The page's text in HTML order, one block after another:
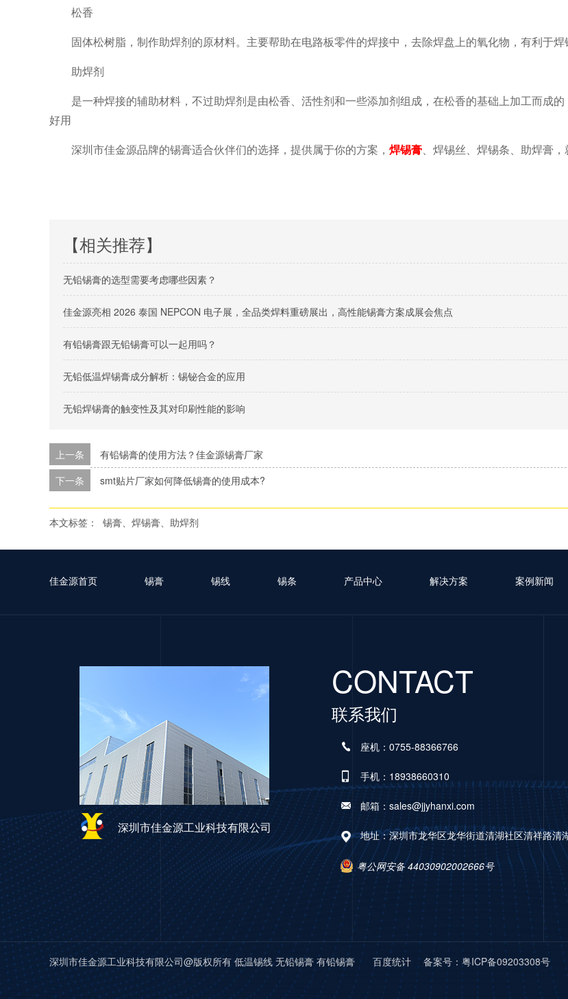
松香
固体松树脂，制作助焊剂的原材料。主要帮助在电路板零件的焊接中，去除焊盘上的氧化物，有利于焊
助焊剂
是一种焊接的辅助材料，不过助焊剂是由松香、活性剂和一些添加剂组成，在松香的基础上加工而成
好用
深圳市佳金源品牌的锡膏适合伙伴们的选择，提供属于你的方案， 焊锡膏、焊锡丝、焊锡条、助焊膏，
【相关推荐】
无铅锡膏的选型需要考虑哪些因素？
佳金源亮相 2026 泰国 NEPCON 电子展，全品类焊料重磅展出，高性能锡膏方案成展会焦点
有铅锡膏跟无铅锡膏可以一起用吗？
无铅低温焊锡膏成分解析：锡铋合金的应用
无铅焊锡膏的触变性及其对印刷性能的影响
上一条
有铅锡膏的使用方法？佳金源锡膏厂家
下一条 smt贴片厂家如何降低锡膏的使用成本?
本文标签： 锡膏、焊锡膏、助焊剂
佳金源首页 锡膏 锡线 锡条 产品中心 解决方案 案例新闻
深圳市佳金源工业科技有限公司
CONTACT
联系我们
座机：0755-88366766
手机：18938660310
邮箱：sales@jjyhanxi.com
地址：深圳市龙华区龙华街道清湖社区清祥路清
粤公网安备 44030902002666号
深圳市佳金源工业科技有限公司@版权所有 低温锡线 无铅锡膏 有铅锡膏 百度统计 备案号： 粤ICP备09203308号